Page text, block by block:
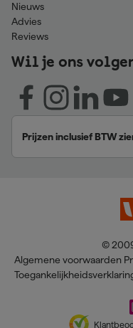
Nieuws
Advies
Reviews
Wil je ons
Prijzen inclusief BTW
©
Algemene voorwaarden